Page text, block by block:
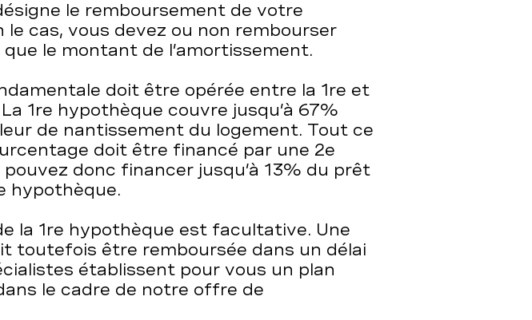
le remboursement de votre
le cas, vous devez ou non rembourser
que le montant de l’amortissement.
doit être opérée entre la 1re et
1re hypothèque couvre jusqu’à 67%
de nantissement du logement. Tout ce
doit être financé par une 2e
donc financer jusqu’à 13% du prêt
hypothèque.
la 1re hypothèque est facultative. Une
toutefois être remboursée dans un délai
établissent pour vous un plan
le cadre de notre offre de